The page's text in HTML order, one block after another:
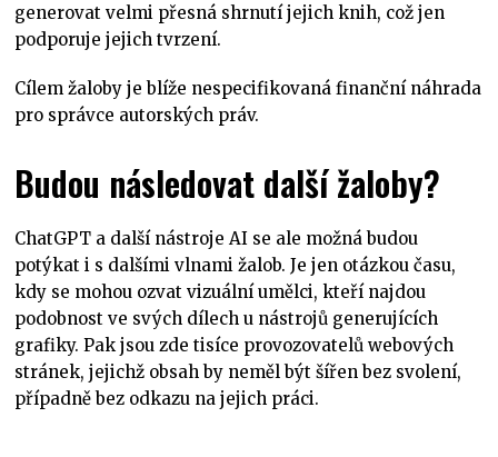
generovat velmi přesná shrnutí jejich knih, což jen
podporuje jejich tvrzení.
Cílem žaloby je blíže nespecifikovaná finanční náhrada
pro správce autorských práv.
Budou následovat další žaloby?
ChatGPT a další nástroje AI se ale možná budou
potýkat i s dalšími vlnami žalob. Je jen otázkou času,
kdy se mohou ozvat vizuální umělci, kteří najdou
podobnost ve svých dílech u nástrojů generujících
grafiky. Pak jsou zde tisíce provozovatelů webových
stránek, jejichž obsah by neměl být šířen bez svolení,
případně bez odkazu na jejich práci.